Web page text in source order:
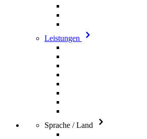
Leistungen
Sprache / Land